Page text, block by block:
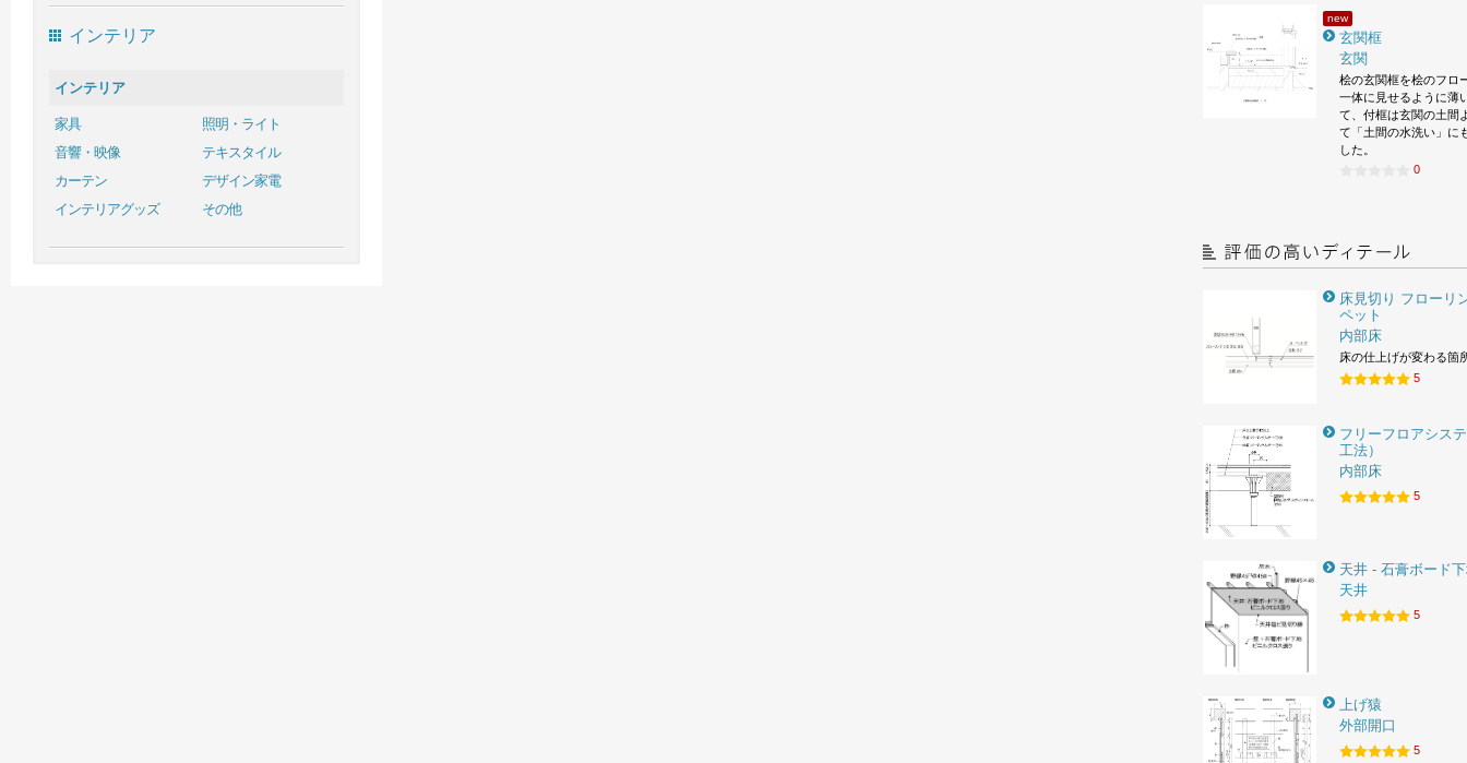
インテリア
インテリア
家具
照明・ライト
音響・映像
テキスタイル
カーテン
デザイン家電
インテリアグッズ
その他
new
玄関框
玄関
桧の玄関框を桧のフロ
一体に見せるように薄
て、付框は玄関の土間
て「土間の水洗い」に
した。
0
床見切り フローリ
ペット
内部床
床の仕上げが変わる箇
5
フリーフロアシス
工法）
内部床
5
天井 - 石膏ボード
天井
5
上げ猿
外部開口
5